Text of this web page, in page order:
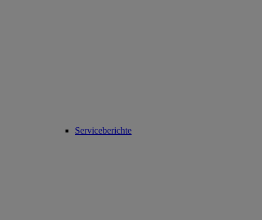
Serviceberichte